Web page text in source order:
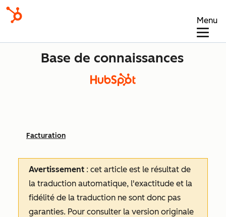
Menu
Base de connaissances
Facturation
Avertissement : cet article est le résultat de
la traduction automatique, l'exactitude et la
fidélité de la traduction ne sont donc pas
garanties. Pour consulter la version originale